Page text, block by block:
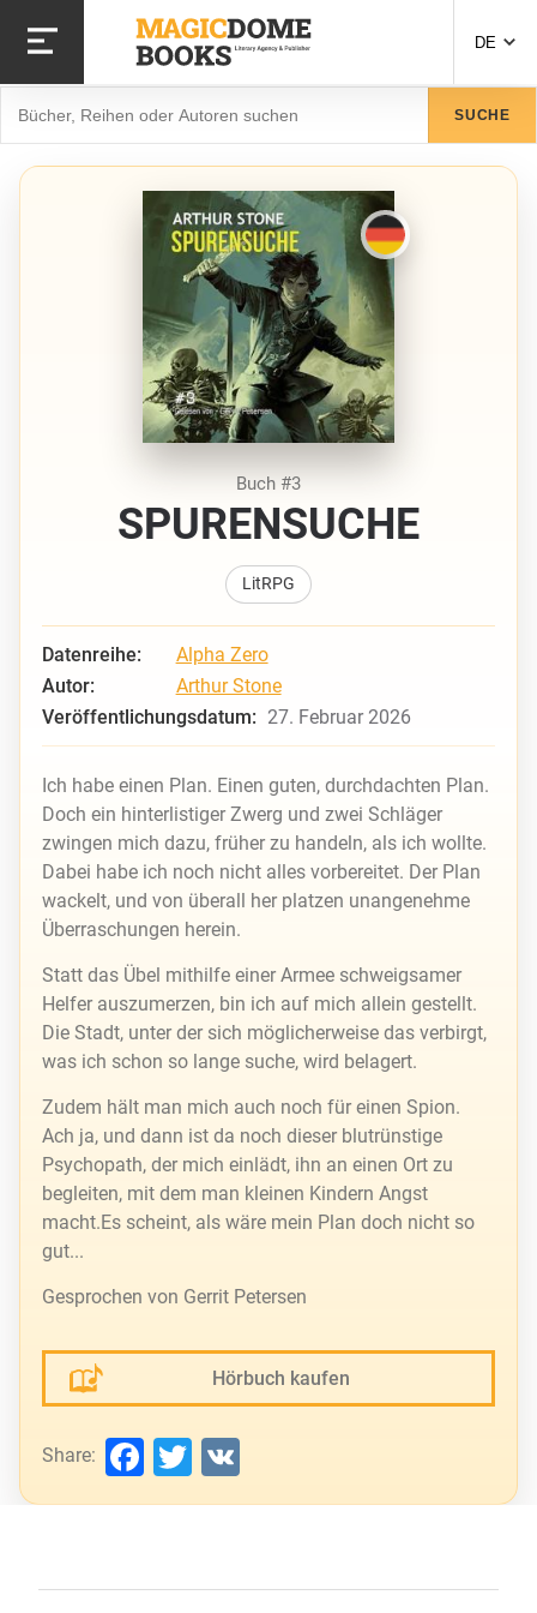
zum
Inhalt
DE
SUCHE
Buch #3
SPURENSUCHE
LitRPG
Datenreihe:
Alpha Zero
Autor:
Arthur Stone
Veröffentlichungsdatum: 27. Februar 2026
Ich habe einen Plan. Einen guten, durchdachten Plan.
Doch ein hinterlistiger Zwerg und zwei Schläger
zwingen mich dazu, früher zu handeln, als ich wollte.
Dabei habe ich noch nicht alles vorbereitet. Der Plan
wackelt, und von überall her platzen unangenehme
Überraschungen herein.
Statt das Übel mithilfe einer Armee schweigsamer
Helfer auszumerzen, bin ich auf mich allein gestellt.
Die Stadt, unter der sich möglicherweise das verbirgt,
was ich schon so lange suche, wird belagert.
Zudem hält man mich auch noch für einen Spion.
Ach ja, und dann ist da noch dieser blutrünstige
Psychopath, der mich einlädt, ihn an einen Ort zu
begleiten, mit dem man kleinen Kindern Angst
macht.Es scheint, als wäre mein Plan doch nicht so
gut...
Gesprochen von Gerrit Petersen
Hörbuch kaufen
Share: Facebook
Twitter